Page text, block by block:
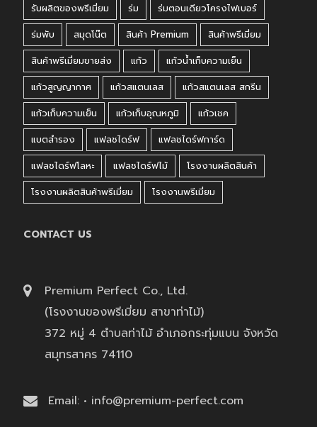
รับผลิตของพรีเมี่ยม
ร่ม
ร่มตอนเดียวโครงไฟเบอร์
ร่มพับ
สมุดโน๊ต สินค้า Premium
สินค้าพรีเมี่ยม
สินค้าพรีเมี่ยมขายส่ง
แก้ว
แก้วน้ำเก็บความเย็น
แก้วสูญญากาศ
แก้วสแตนเลส
แก้วสแตนเลส สกรีน
แก้วเก็บความเย็น
แก้วเก็บอุณหภูมิ
แก้วเชค
แบตสำรอง
แฟลชไดร์ฟ
แฟลชไดร์ฟการ์ด
แฟลชไดร์ฟโลหะ
แฟลชไดร์ฟไม้
โรงงานผลิตสินค้า
โรงงานผลิตสินค้าพรีเมี่ยม
โรงงานพรีเมี่ยม
CONTACT US
Premium Perfect Co., Ltd.
(โรงงานของพรีเมี่ยม สาขาท่าไม้)
372 หมู่ 4 ตำบลท่าไม้ อำเภอกระทุ่มแบน จังหวัด
สมุทรสาคร 74110
Email: • info@premium-perfect.com